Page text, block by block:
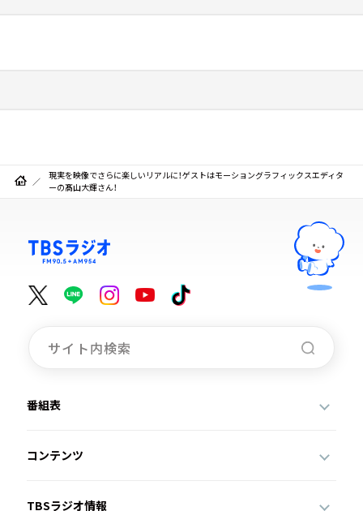
現実を映像でさらに楽しいリアルに！ゲストはモーショングラフィックスエディタ
ーの髙山大輝さん！
番組表
コンテンツ
TBSラジオ情報